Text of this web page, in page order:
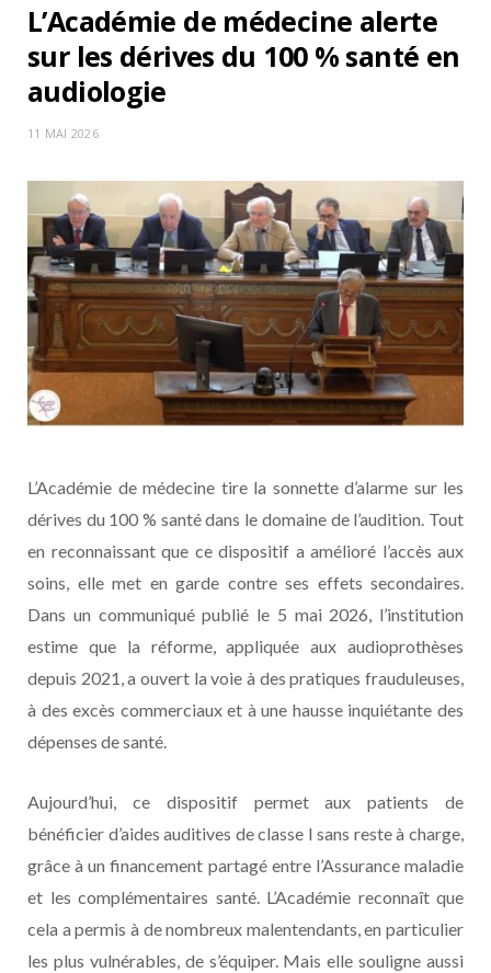
L’Académie de médecine alerte
sur les dérives du 100 % santé en
audiologie
11 MAI 2026
L’Académie de médecine tire la sonnette d’alarme sur les
dérives du 100 % santé dans le domaine de l’audition. Tout
en reconnaissant que ce dispositif a amélioré l’accès aux
soins, elle met en garde contre ses effets secondaires.
Dans un communiqué publié le 5 mai 2026, l’institution
estime que la réforme, appliquée aux audioprothèses
depuis 2021, a ouvert la voie à des pratiques frauduleuses,
à des excès commerciaux et à une hausse inquiétante des
dépenses de santé.
Aujourd’hui, ce dispositif permet aux patients de
bénéficier d’aides auditives de classe I sans reste à charge,
grâce à un financement partagé entre l’Assurance maladie
et les complémentaires santé. L’Académie reconnaît que
cela a permis à de nombreux malentendants, en particulier
les plus vulnérables, de s’équiper. Mais elle souligne aussi